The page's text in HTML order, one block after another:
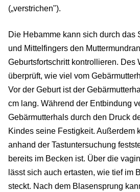
(„verstrichen").
Die Hebamme kann sich durch das
und Mittelfingers den
Geburtsfortschritt kontrollieren. Des
überprüft, wie viel vom
Vor der Geburt ist der
cm lang. Während der Entbindung
Gebärmutterhals durch den Druck
Kindes seine Festigkeit. Außerdem
anhand der Tastuntersuchung
bereits im Becken ist. Über die
lässt sich auch ertasten, wie tief im
steckt. Nach dem Blasensprung